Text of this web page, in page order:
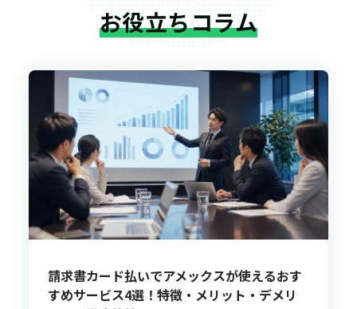
お役立ちコラム
請求書カード払いでアメックスが使えるおす
すめサービス4選！特徴・メリット・デメリ